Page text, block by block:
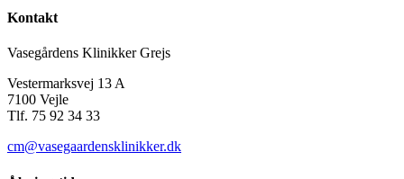
Kontakt
Vasegårdens Klinikker Grejs
Vestermarksvej 13 A
7100 Vejle
Tlf. 75 92 34 33
cm@vasegaardensklinikker.dk